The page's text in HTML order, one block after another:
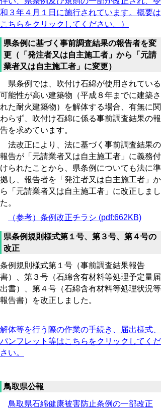
和３年４月１日に施行されています。概要は
こちらをクリックしてください。
）
県条例に基づく事前調査結果の報告者を変
更（「発注者又は自主施工者」から「元請
業者又は自主施工者」に変更）
県条例では、吹付け石綿が使用されている
可能性が高い建築物（平成８年までに建築さ
れた耐火建築物）を解体する場合、有無に関
わらず、吹付け石綿に係る事前調査結果の報
告を求めています。
法改正により、法に基づく事前調査結果の
報告が「元請業者又は自主施工者」に義務付
けられたことから、県条例についても法に準
拠し、報告者を「発注者又は自主施工者」か
ら「元請業者又は自主施工者」に改正しまし
た。
（参考）条例改正チラシ (pdf:662KB)
県条例規則様式第１号、第３号、第４号の
改正
条例規則様式第１号（事前調査結果報告
書）、第３号（石綿含有材料等処理予定量届
出書）、第４号（石綿含有材料等処理状況等
報告書）を改正しました。
解体等を行う際の作業の手続き、
届出様式、
パンフレット等はこちらをクリックしてくだ
さい。
鳥取県公報
鳥取県石綿健康被害防止条例の一部改正